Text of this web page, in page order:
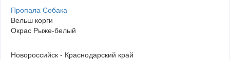
Пропала Собака
Вельш корги
Окрас Рыже-белый
Новороссийск - Краснодарский край